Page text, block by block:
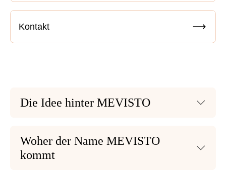
Kontakt
Die Idee hinter MEVISTO
Woher der Name MEVISTO
kommt